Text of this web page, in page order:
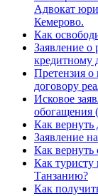
Адвокат
Кемерово.
Как
Заявление о
кредитному
Претензия о
договору
Исковое
обогащения
Как вернуть
Заявление
Как вернуть
Как туристу
Танзанию?
Как